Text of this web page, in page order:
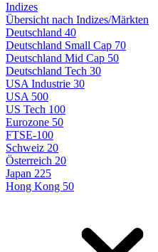
Indizes
Übersicht nach Indizes/Märkten
Deutschland 40
Deutschland Small Cap 70
Deutschland Mid Cap 50
Deutschland Tech 30
USA Industrie 30
USA 500
US Tech 100
Eurozone 50
FTSE-100
Schweiz 20
Österreich 20
Japan 225
Hong Kong 50